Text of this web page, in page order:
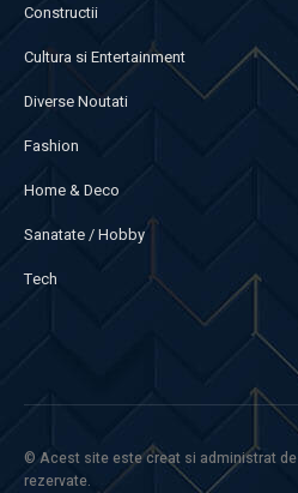
Constructii
Cultura si Entertainment
Diverse Noutati
Fashion
Home & Deco
Sanatate / Hobby
Tech
© Acest site este creat si administrat de
rezervate.